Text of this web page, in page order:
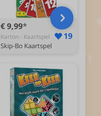
€ 9,99
Karton - Kaartspel 19
Skip-Bo Kaartspel